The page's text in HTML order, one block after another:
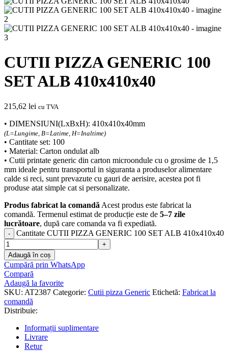
CUTII PIZZA GENERIC 100
SET ALB 410x410x40
215,62 lei cu TVA
• DIMENSIUNI(LxBxH): 410x410x40mm
(L=Lungime, B=Latime, H=Inaltime)
• Cantitate set: 100
• Material: Carton ondulat alb
• Cutii printate generic din carton microondule cu o grosime de 1,5
mm ideale pentru transportul in siguranta a produselor alimentare
calde si reci, sunt prevazute cu gauri de aerisire, acestea pot fi
produse atat simple cat si personalizate.
Produs fabricat la comandă Acest produs este fabricat la
comandă. Termenul estimat de producție este de 5–7 zile
lucrătoare, după care comanda va fi expediată.
Cantitate CUTII PIZZA GENERIC 100 SET ALB 410x410x40
Adaugă în coș
Cumpără prin WhatsApp
Compară
Adaugă la favorite
SKU: AT2387 Categorie: Cutii pizza Generic Etichetă: Fabricat la
comandă
Distribuie:
Informații suplimentare
Livrare
Retur